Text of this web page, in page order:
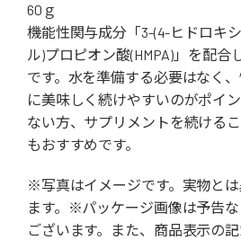
60ｇ
機能性関与成分「3-(4-ヒドロキ
ル)プロピオン酸(HMPA)」を配合
です。水を準備する必要はなく
に美味しく続けやすいのがポイ
ない方、サプリメントを続ける
もおすすめです。
※写真はイメージです。実物と
ます。※パッケージ画像は予告
ございます。また、商品表示の